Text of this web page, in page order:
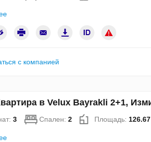
с компанией
в Velux Bayrakli 2+1,
3 Спален: 2 Площадь: